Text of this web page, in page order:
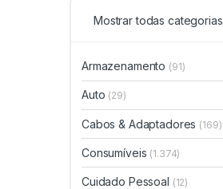
Mostrar todas categorias
Armazenamento (91)
Auto (29)
Cabos & Adaptadores (169)
Consumíveis (1.374)
Cuidado Pessoal (12)